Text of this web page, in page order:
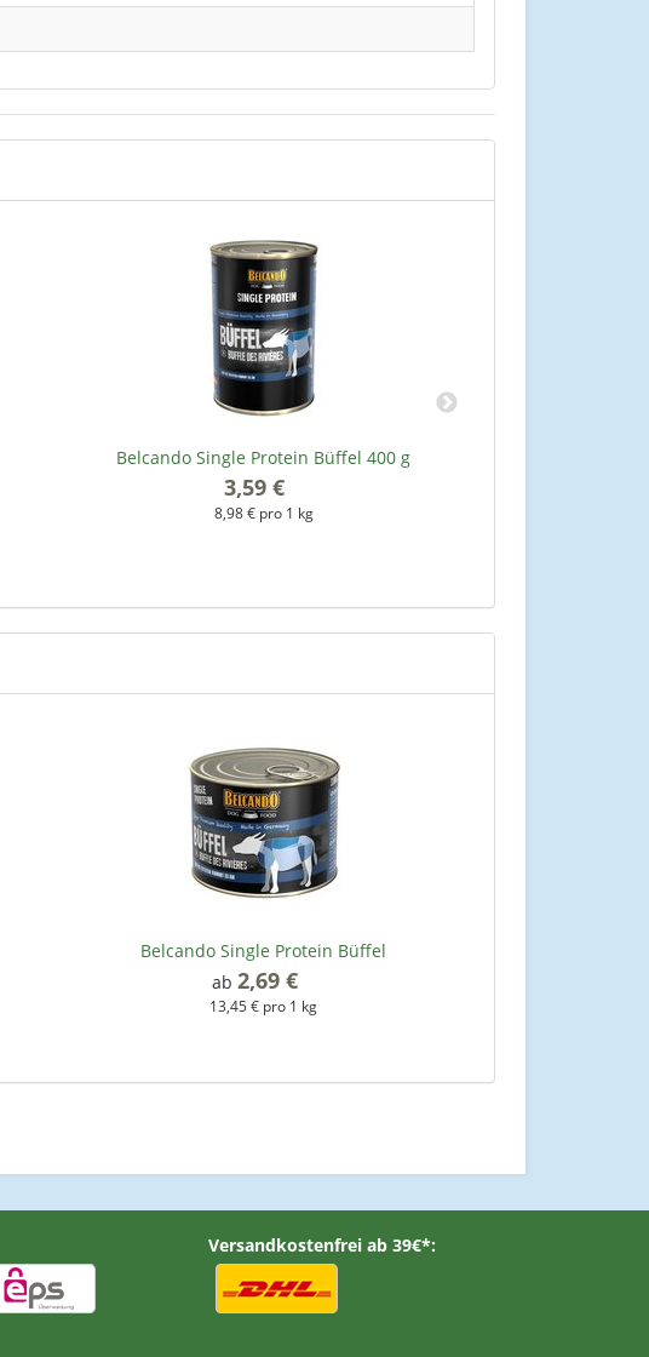
Belcando Single Protein Büffel 400 g
3,59 €
8,98 € pro 1 kg
Belcando Single Protein Büffel
ab 2,69 €
13,45 € pro 1 kg
Versandkostenfrei ab 39€*: